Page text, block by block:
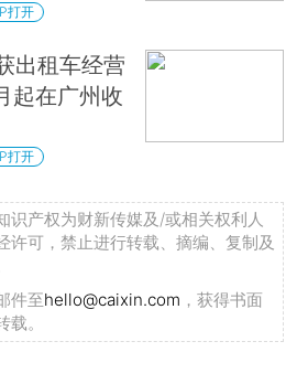
打开
出租车经营
起在广州收
打开
识产权为财新传媒及/或相关权利人
许可，禁止进行转载、摘编、复制及
件至hello@caixin.com ，获得书面
。